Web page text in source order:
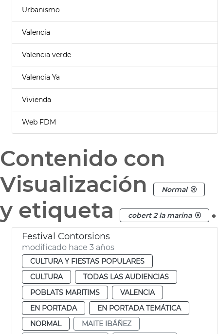
Urbanismo
Valencia
Valencia verde
Valencia Ya
Vivienda
Web FDM
Contenido con
Visualización
Normal
y etiqueta cobert 2 la marina .
Festival Contorsions
modificado hace 3 años
CULTURA Y FIESTAS POPULARES
CULTURA
TODAS LAS AUDIENCIAS
POBLATS MARITIMS
VALENCIA
EN PORTADA
EN PORTADA TEMÁTICA
NORMAL
MAITE IBÁÑEZ